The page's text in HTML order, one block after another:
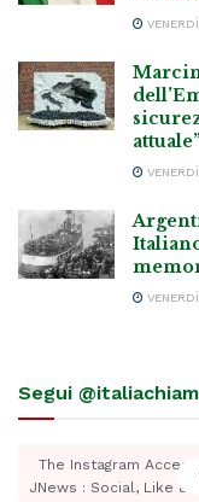
attuale”
Segui
The Instagram
JNews : Social, Like &